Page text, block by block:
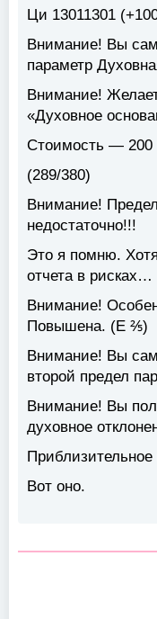
Ци 13011301
Внимание! Вы
параметр
Внимание!
«Духовное
Стоимость —
(289/380)
Внимание!
недостаточно!!!
Это я помню.
отчета в рисках…
Внимание!
Повышена. (Е ⅖)
Внимание! Вы
второй предел
Внимание! Вы
духовное
Вот оно.